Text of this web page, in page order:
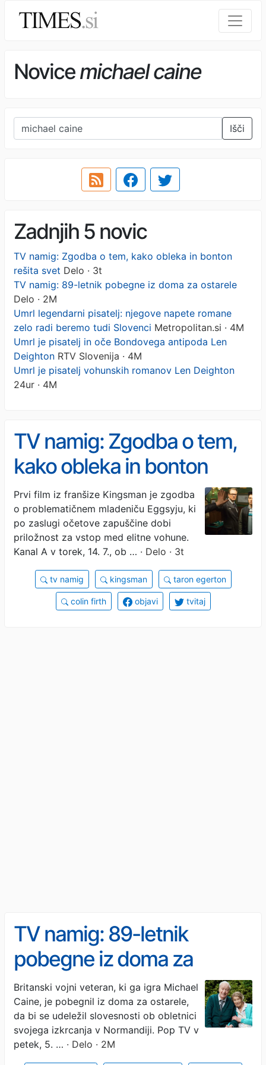
Novicemichael caine
Išči
Zadnjih 5 novic
TV namig: Zgodba o tem, kako obleka in bonton
rešita svet Delo · 3t
TV namig: 89-letnik pobegne iz doma za ostarele
Delo · 2M
Umrl legendarni pisatelj: njegove napete romane
zelo radi beremo tudi Slovenci Metropolitan.si · 4M
Umrl je pisatelj in oče Bondovega antipoda Len
Deighton RTV Slovenija · 4M
Umrl je pisatelj vohunskih romanov Len Deighton
24ur · 4M
TV namig: Zgodba o tem,
kako obleka in bonton
rešita svet
Prvi film iz franšize Kingsman je zgodba
o problematičnem mladeniču Eggsyju, ki
po zaslugi očetove zapuščine dobi
priložnost za vstop med elitne vohune.
Kanal A v torek, 14. 7., ob … · Delo · 3t
tv namig kingsman taron egerton
colin firth objavi tvitaj
TV namig: 89-letnik
pobegne iz doma za
ostarele
Britanski vojni veteran, ki ga igra Michael
Caine, je pobegnil iz doma za ostarele,
da bi se udeležil slovesnosti ob obletnici
svojega izkrcanja v Normandiji. Pop TV v
petek, 5. … · Delo · 2M